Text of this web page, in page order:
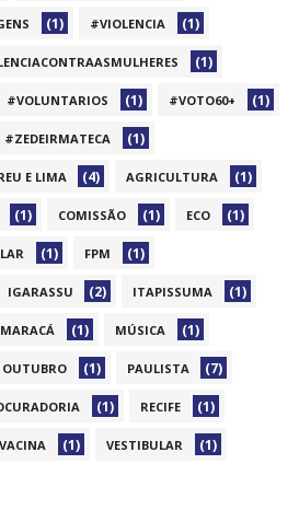
(1) #VIOLENCIA (1)
(1)
#VOLUNTARIOS (1) #VOTO60+ (1)
#ZEDEIRMATECA (1)
E LIMA (4) AGRICULTURA (1)
(1) COMISSÃO (1) ECO (1)
(1) FPM (1)
IGARASSU (2) ITAPISSUMA (1)
(1) MÚSICA (1)
OUTUBRO (1) PAULISTA (7)
(1) RECIFE (1)
VACINA (1) VESTIBULAR (1)